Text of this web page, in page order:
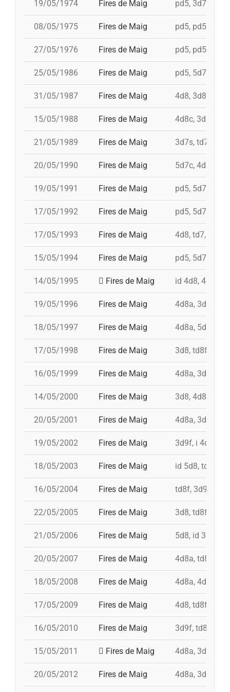
19/05/1974 Fires de Maig pd5, 3d7, td7c,
08/05/1975 Fires de Maig pd5, pd5, 3d7,
27/05/1976 Fires de Maig pd5, pd5, pd5,
25/05/1986 Fires de Maig pd5, 5d7, td7,
31/05/1987 Fires de Maig 4d8, 3d8, td8fc
15/05/1988 Fires de Maig 4d8c, 3d8c,
21/05/1989 Fires de Maig 3d7s, td7, 4d8
20/05/1990 Fires de Maig 5d7c, 4d8, i
19/05/1991 Fires de Maig pd5, 5d7, td7,
17/05/1992 Fires de Maig pd5, 5d7, 4d8,
17/05/1993 Fires de Maig 4d8, td7, 5d7,
15/05/1994 Fires de Maig pd5, 5d7, td7,
14/05/1995 Fires de Maig id 4d8, 4d8,
19/05/1996 Fires de Maig 4d8a, 3d8,
18/05/1997 Fires de Maig 4d8a, 5d8,
17/05/1998 Fires de Maig 3d8, td8f, 4d8,
16/05/1999 Fires de Maig 4d8a, 3d8,
14/05/2000 Fires de Maig 3d8, 4d8a,
20/05/2001 Fires de Maig 4d8a, 3d9f,
19/05/2002 Fires de Maig 3d9f, i 4d9f,
18/05/2003 Fires de Maig id 5d8, td8f,
16/05/2004 Fires de Maig td8f, 3d9f,
22/05/2005 Fires de Maig 3d8, td8f,
21/05/2006 Fires de Maig 5d8, id 3d9f,
20/05/2007 Fires de Maig 4d8a, td8f,
18/05/2008 Fires de Maig 4d8a, 4d9fc,
17/05/2009 Fires de Maig 4d8, td8f, 3d8,
16/05/2010 Fires de Maig 3d9f, td8f,
15/05/2011 Fires de Maig 4d8a, 3d9f,
20/05/2012 Fires de Maig 4d8a, 3d9f,